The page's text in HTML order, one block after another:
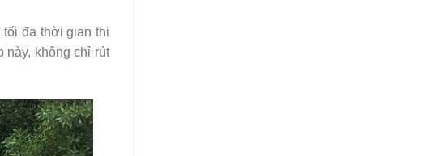
đa thời gian thi
này, không chỉ rút